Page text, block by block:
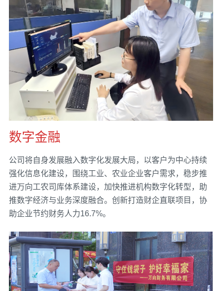
数字金融
公司将自身发展融入数字化发展大局，以客户为中心持续
强化信息化建设，围绕工业、农业企业客户需求，稳步推
进万向工农司库体系建设，加快推进机构数字化转型，助
推数字经济与业务深度融合。创新打造财企直联项目，协
助企业节约财务人力16.7%。